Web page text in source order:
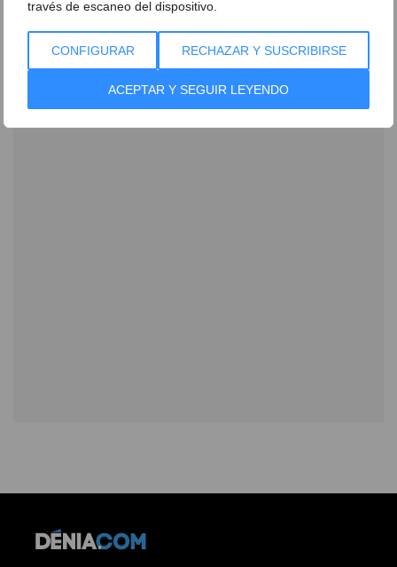
través de escaneo del dispositivo.
CONFIGURAR RECHAZAR Y SUSCRIBIRSE
ACEPTAR Y SEGUIR LEYENDO
Newsletter